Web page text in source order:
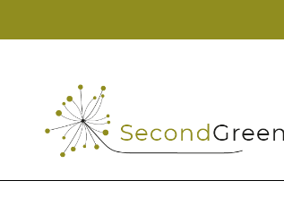
naar